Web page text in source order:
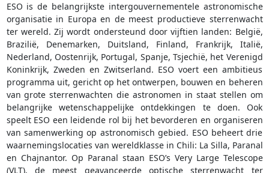
ESO is de belangrijkste intergouvernementele astronomische
organisatie in Europa en de meest productieve sterrenwacht
ter wereld. Zij wordt ondersteund door vijftien landen: België,
Brazilië, Denemarken, Duitsland, Finland, Frankrijk, Italië,
Nederland, Oostenrijk, Portugal, Spanje, Tsjechië, het Verenigd
Koninkrijk, Zweden en Zwitserland. ESO voert een ambitieus
programma uit, gericht op het ontwerpen, bouwen en beheren
van grote sterrenwachten die astronomen in staat stellen om
belangrijke wetenschappelijke ontdekkingen te doen. Ook
speelt ESO een leidende rol bij het bevorderen en organiseren
van samenwerking op astronomisch gebied. ESO beheert drie
waarnemingslocaties van wereldklasse in Chili: La Silla, Paranal
en Chajnantor. Op Paranal staan ESO’s Very Large Telescope
(VLT), de meest geavanceerde optische sterrenwacht ter